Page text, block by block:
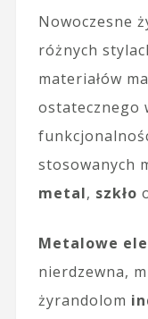
Nowoczesne
różnych
materiałów
ostatecznego
stosowanych
metal, szkło
Metalowe
nierdzewna,
żyrandolom